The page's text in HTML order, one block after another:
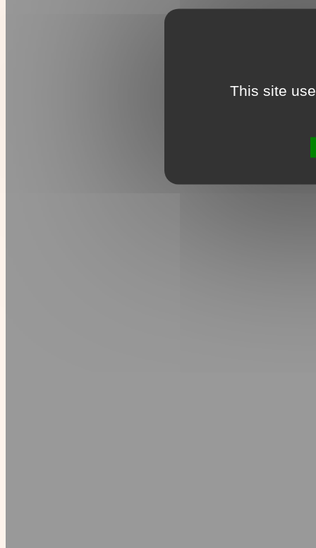
This site